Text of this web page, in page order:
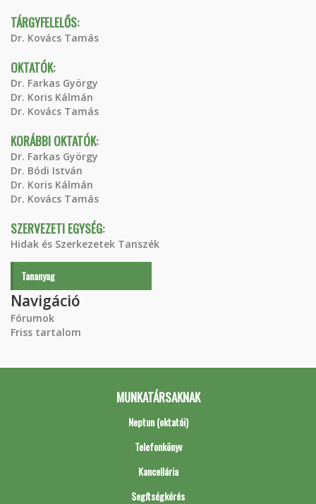
TÁRGYFELELŐS:
Dr. Kovács Tamás
OKTATÓK:
Dr. Farkas György
Dr. Koris Kálmán
Dr. Kovács Tamás
KORÁBBI OKTATÓK:
Dr. Farkas György
Dr. Bódi István
Dr. Koris Kálmán
Dr. Kovács Tamás
SZERVEZETI EGYSÉG:
Hidak és Szerkezetek Tanszék
Tananyag
Navigáció
Fórumok
Friss tartalom
MUNKATÁRSAKNAK
Neptun (oktatói)
Telefonkönyv
Kancellária
Segítségkérés